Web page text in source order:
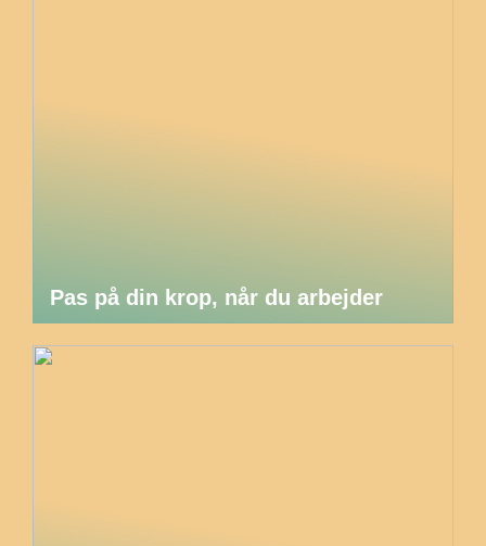
Pas på din krop, når du arbejder